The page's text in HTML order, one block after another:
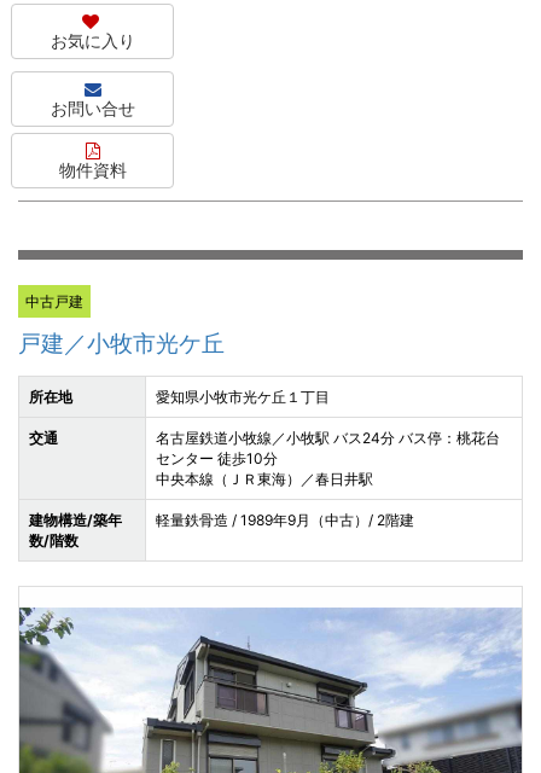
お気に入り
お問い合せ
物件資料
中古戸建
戸建／小牧市光ケ丘
所在地 愛知県小牧市光ケ丘１丁目
交通
名古屋鉄道小牧線／小牧駅 バス24分 バス停：桃花台
センター 徒歩10分
中央本線（ＪＲ東海）／春日井駅
建物構造/築年
数/階数
軽量鉄骨造 / 1989年9月（中古）/ 2階建